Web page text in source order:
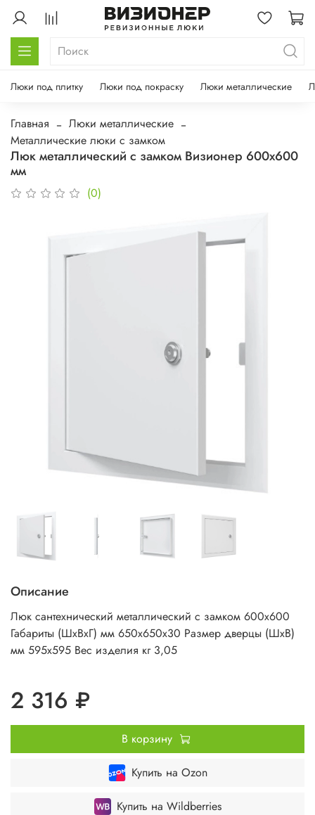
Люки под плитку Люки под покраску Люки металлические
Главная
Люки металлические
Металлические люки с замком
Люк металлический с замком Визионер 600х600
мм
(0)
Описание
Люк сантехнический металлический с замком 600х600
Габариты (ШхВхГ) мм 650х650х30 Размер дверцы (ШхВ)
мм 595х595 Вес изделия кг 3,05
2 316 ₽
В корзину
Купить на Ozon
Купить на Wildberries